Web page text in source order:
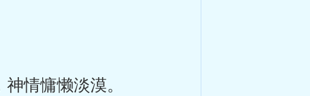
情慵懒淡漠。